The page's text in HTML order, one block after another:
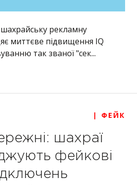
рекламну
миттєве підвищення IQ
так званої "сек...
| ФЕЙК
шахраї
фейкові